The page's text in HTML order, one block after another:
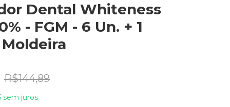
Dental Whiteness
- FGM - 6 Un. + 1
R$144,89
sem juros